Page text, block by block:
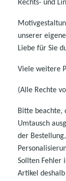
Rechts- und
unserer
Liebe für Sie
Viele weitere
(Alle Rechte
Bitte beachte,
Umtausch
der
Sollten Fehler
Artikel